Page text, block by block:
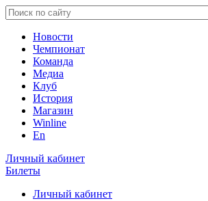
Новости
Чемпионат
Команда
Медиа
Клуб
История
Магазин
Winline
En
Личный кабинет
Билеты
Личный кабинет